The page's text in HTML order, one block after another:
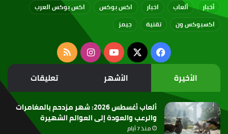
أخبار
ألعاب اخبار اكس بوكس
اكس بوكس العرب
اكسبوكس ون
تقنية جيمز
فيسبوك
‫X
‫YouTubeانستقرامملخص
الموقع
RSS
الأخيرة الأشهر تعليقات
ألعاب أغسطس 2026: شهر مزدحم بالمغامرات
والرعب والعودة إلى العوالم الشهيرة
منذ 7 أيام